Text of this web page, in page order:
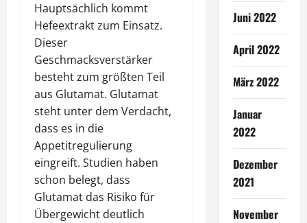
Hauptsächlich kommt
Hefeextrakt zum Einsatz.
Dieser
Geschmacksverstärker
besteht zum größten Teil
aus Glutamat. Glutamat
steht unter dem Verdacht,
dass es in die
Appetitregulierung
eingreift. Studien haben
schon belegt, dass
Glutamat das Risiko für
Übergewicht deutlich
Juni 2022
April 2022
März 2022
Januar
2022
Dezember
2021
November